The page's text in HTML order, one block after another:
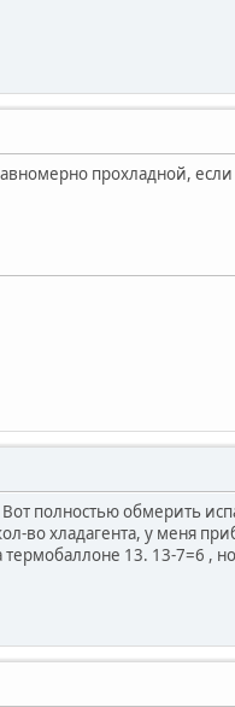
прохладной,
полностью обмерить
во хладагента, у меня
13. 13-7=6 ,